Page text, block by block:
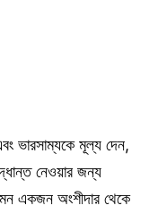
ভারসাম্যকে মূল্য দেন,
নেওয়ার জন্য
একজন অংশীদার থেকে